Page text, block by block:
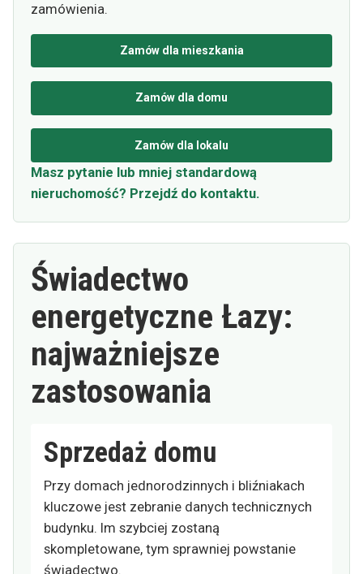
zamówienia.
Zamów dla mieszkania
Zamów dla domu
Zamów dla lokalu
Masz pytanie lub mniej standardową
nieruchomość? Przejdź do kontaktu.
Świadectwo
energetyczne Łazy:
najważniejsze
zastosowania
Sprzedaż domu
Przy domach jednorodzinnych i bliźniakach
kluczowe jest zebranie danych technicznych
budynku. Im szybciej zostaną
skompletowane, tym sprawniej powstanie
świadectwo.